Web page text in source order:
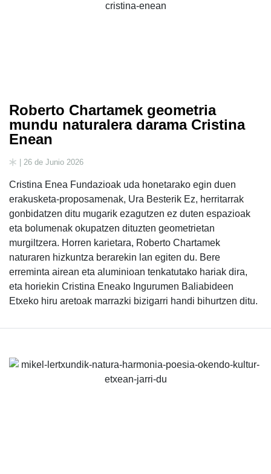
Roberto Chartamek geometria
mundu naturalera darama Cristina
Enean
| 26 de Junio 2026
Cristina Enea Fundazioak uda honetarako egin duen
erakusketa-proposamenak, Ura Besterik Ez, herritarrak
gonbidatzen ditu mugarik ezagutzen ez duten espazioak
eta bolumenak okupatzen dituzten geometrietan
murgiltzera. Horren karietara, Roberto Chartamek
naturaren hizkuntza berarekin lan egiten du. Bere
erreminta airean eta aluminioan tenkatutako hariak dira,
eta horiekin Cristina Eneako Ingurumen Baliabideen
Etxeko hiru aretoak marrazki bizigarri handi bihurtzen ditu.